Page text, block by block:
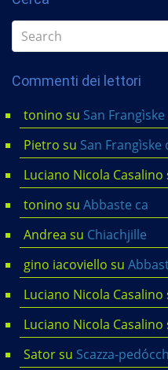
Commenti dei lettori
tonino su San
Pietro su San Frangìske
Luciano Nicola Casalino
tonino su Abbaste ca
Andrea su Chiachjille
gino iacoviello su
Luciano Nicola Casalino
Luciano Nicola Casalino
Satorsu Scazza-